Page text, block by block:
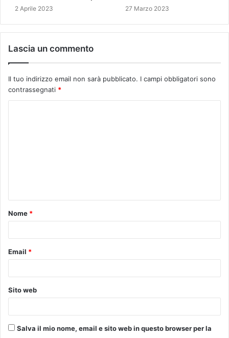
2 Aprile 2023 27 Marzo 2023
Lascia un commento
Il tuo indirizzo email non sarà pubblicato. I campi obbligatori sono
contrassegnati *
t
o
Nome *
Email *
Sito web
Salva il mio nome, email e sito web in questo browser per la